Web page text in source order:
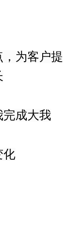
为客户提
完成大我
化